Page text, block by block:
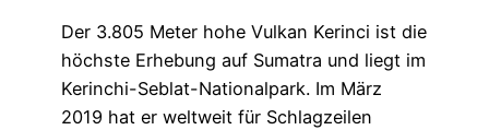
Der 3.805 Meter hohe Vulkan Kerinci ist die
höchste Erhebung auf Sumatra und liegt im
Kerinchi-Seblat-Nationalpark. Im März
2019 hat er weltweit für Schlagzeilen